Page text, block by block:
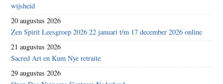
wijsheid
20 augustus 2026
Zen Spirit Leesgroep 2026 22 januari t/m 17 december 2026 online
21 augustus 2026
Sacred Art en Kum Nye retraite
29 augustus 2026